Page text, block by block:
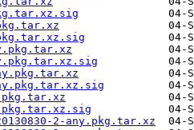
2-any.pkg.tar.xz